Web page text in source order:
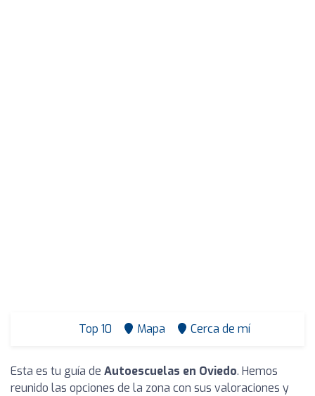
Top 10 Mapa Cerca de mí
Esta es tu guía de Autoescuelas en Oviedo. Hemos
reunido las opciones de la zona con sus valoraciones y